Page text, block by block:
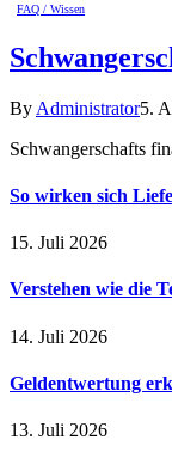
FAQ / Wissen
By Administrator5.
Schwangerschafts
So wirken sich
15. Juli 2026
Verstehen wie die
14. Juli 2026
Geldentwertung
13. Juli 2026